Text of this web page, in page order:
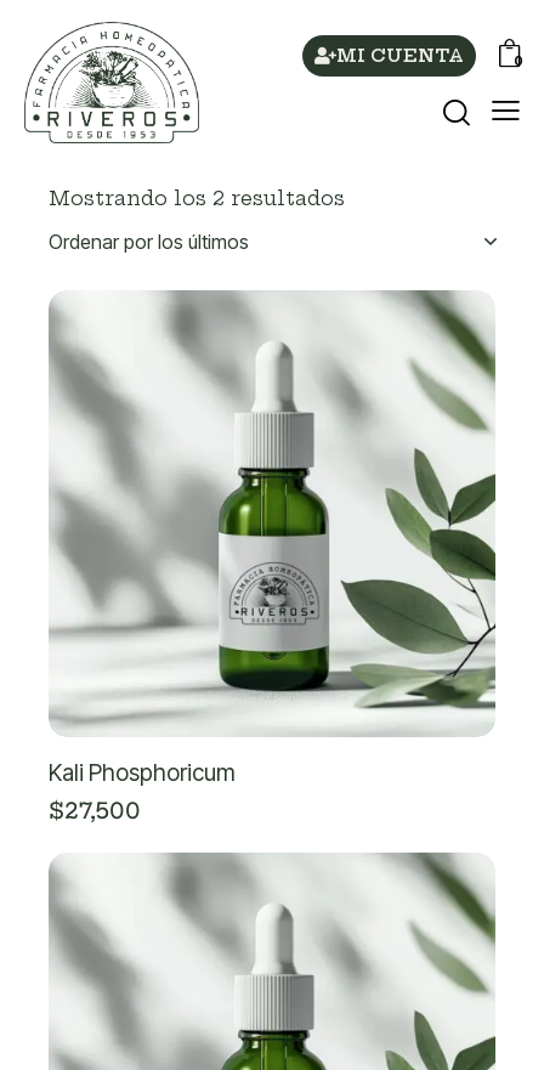
MI CUENTA 0
Mostrando los 2 resultados
Kali Phosphoricum
$27,500